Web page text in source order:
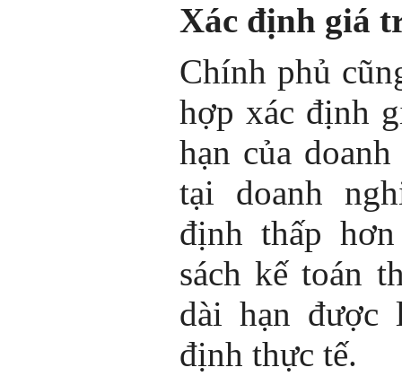
Xác định giá
Chính phủ
hợp xác định
hạn của
tại doanh
định thấp
sách kế toán
dài hạn được
định thực tế.